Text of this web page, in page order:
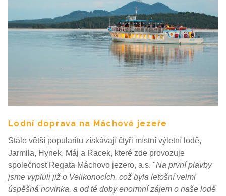
Lodní doprava na Máchově jezeře
Stále větší popularitu získávají čtyři místní výletní lodě,
Jarmila, Hynek, Máj a Racek, které zde provozuje
společnost Regata Máchovo jezero, a.s. "Na první plavby
jsme vypluli již o Velikonocích, což byla letošní velmi
úspěšná novinka, a od té doby enormní zájem o naše lodě